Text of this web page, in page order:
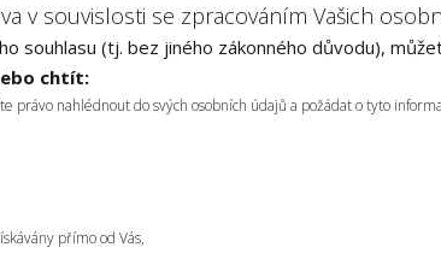
v souvislosti se zpracováním Vašich
souhlasu (tj. bez jiného zákonného důvodu),
chtít:
právo nahlédnout do svých osobních údajů a požádat o tyto
přímo od Vás,